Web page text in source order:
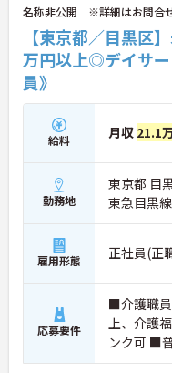
名称非公開 ※詳細はお問合
【東京都／目黒区
万円以上◎デイサ
員》
給料 月収 21.1
勤務地
東京都 目
東急目黒線
雇用形態 正社員(正
応募要件
■介護職
上、介護
ンク可 ■